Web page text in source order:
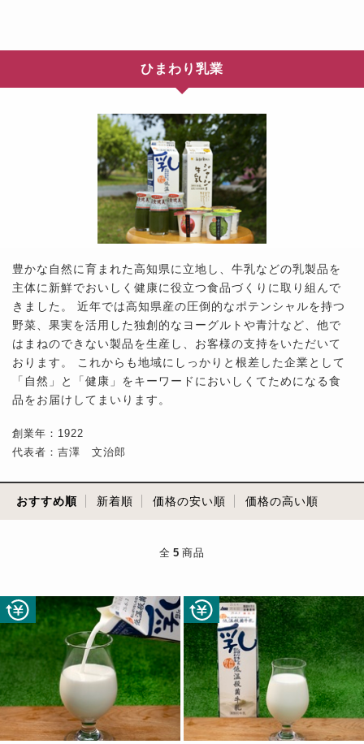
ひまわり乳業
豊かな自然に育まれた高知県に立地し、牛乳などの乳製品を
主体に新鮮でおいしく健康に役立つ食品づくりに取り組んで
きました。 近年では高知県産の圧倒的なポテンシャルを持つ
野菜、果実を活用した独創的なヨーグルトや青汁など、他で
はまねのできない製品を生産し、お客様の支持をいただいて
おります。 これからも地域にしっかりと根差した企業として
「自然」と「健康」をキーワードにおいしくてためになる食
品をお届けしてまいります。
創業年：1922
代表者：吉澤 文治郎
おすすめ順 新着順 価格の安い順 価格の高い順
全 5 商品